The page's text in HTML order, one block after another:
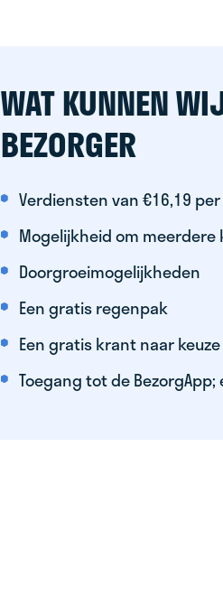
WAT KUNNEN
BEZORGER
Verdiensten van €16,19
Mogelijkheid om
Doorgroeimogelijkheden
Een gratis regenpak
Een gratis krant naar keuze
Toegang tot de